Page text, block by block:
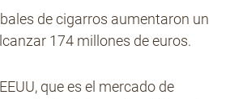
de cigarros aumentaron un
174 millones de euros.
que es el mercado de